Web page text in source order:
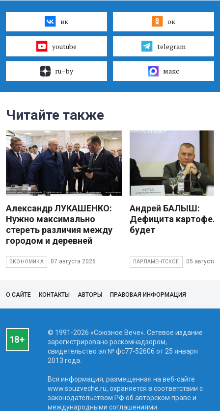
вк ок
youtube telegram
ru–by макс
Читайте также
Александр ЛУКАШЕНКО:
Нужно максимально
стереть различия между
городом и деревней
ЭКОНОМИКА 07 августа 2026
Андрей БАЛЫШ:
Дефицита
будет
ПАРЛАМЕНТСКОЕ 05 августа
О САЙТЕ КОНТАКТЫ АВТОРЫ ПРАВОВАЯ ИНФОРМАЦИЯ
© 1991-2026 «Союзное Вече». Сетевое издание
зарегистрировано роскомнадзором,
свидетельство эл № фc77-52606 от 25 января
2013 года.
Вся информация, размещенная на веб-сайте
www.souzveche.ru, охраняется в соответствии с
законодательством РФ об авторском праве и
международными соглашениями.